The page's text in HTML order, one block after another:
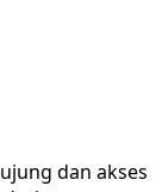
dan akses